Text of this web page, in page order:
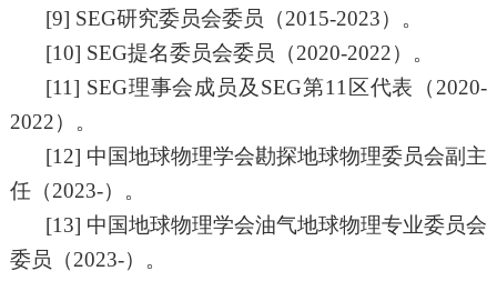
[9] SEG研究委员会委员（2015-2023）。
[10] SEG提名委员会委员（2020-2022）。
[11] SEG理事会成员及SEG第1 1区代表 （ 2020-
2022）。
[12] 中国地球物理学会勘探地球物理委员会副主
任（2023-）。
[13] 中国地球物理学会油气地球物理专业委员会
委员（2023-）。